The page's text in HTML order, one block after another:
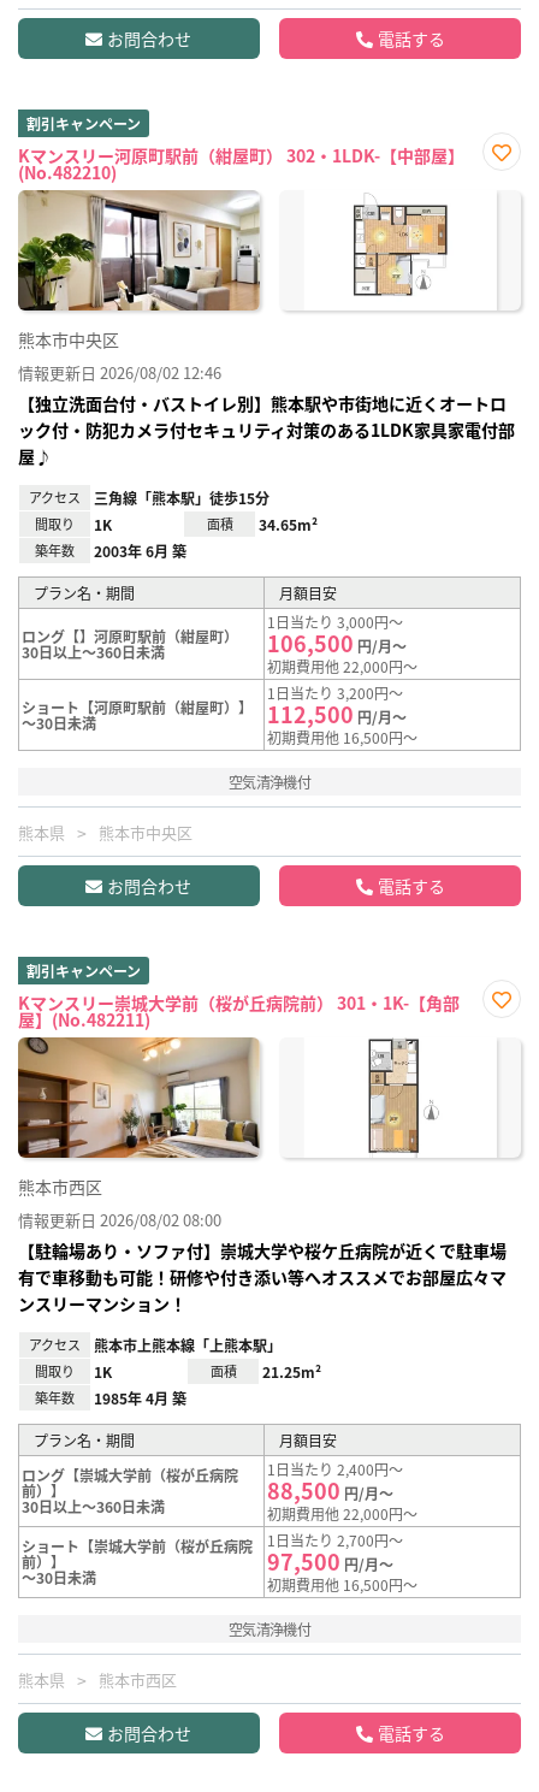
お問合わせ 電話する
割引キャンペーン
Kマンスリー河原町駅前（紺屋町） 302・1LDK-【中部屋】
(No.482210)
に入
熊本市中央区
情報更新日 2026/08/02 12:46
【独立洗面台付・バストイレ別】熊本駅や市街地に近くオートロ
ック付・防犯カメラ付セキュリティ対策のある1LDK家具家電付部
屋♪
アクセス 三角線「熊本駅」徒歩15分
間取り 1K 面積 34.65m²
築年数 2003年 6月 築
プラン名・期間 月額目安
ロング【】河原町駅前（紺屋町）
30日以上～360日未満
1日当たり 3,000円～
106,500 円/月～
初期費用他 22,000円～
ショート【河原町駅前（紺屋町）】
～30日未満
1日当たり 3,200円～
112,500 円/月～
初期費用他 16,500円～
空気清浄機付
熊本県 熊本市中央区
お問合わせ 電話する
割引キャンペーン
Kマンスリー崇城大学前（桜が丘病院前） 301・1K-【角部
屋】(No.482211)
に入
熊本市西区
情報更新日 2026/08/02 08:00
【駐輪場あり・ソファ付】崇城大学や桜ケ丘病院が近くで駐車場
有で車移動も可能！研修や付き添い等へオススメでお部屋広々マ
ンスリーマンション！
アクセス 熊本市上熊本線「上熊本駅」
間取り 1K 面積 21.25m²
築年数 1985年 4月 築
プラン名・期間
月額目安
ロング【崇城大学前（桜が丘病院
前）】
30日以上～360日未満
1日当たり 2,400円～
88,500 円/月～
初期費用他 22,000円～
ショート【崇城大学前（桜が丘病院
前）】
～30日未満
1日当たり 2,700円～
97,500 円/月～
初期費用他 16,500円～
空気清浄機付
熊本県 熊本市西区
お問合わせ 電話する